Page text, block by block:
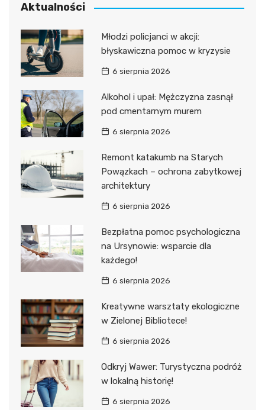
Aktualności
Młodzi policjanci w akcji:
błyskawiczna pomoc w kryzysie
6 sierpnia 2026
Alkohol i upał: Mężczyzna zasnął
pod cmentarnym murem
6 sierpnia 2026
Remont katakumb na Starych
Powązkach – ochrona zabytkowej
architektury
6 sierpnia 2026
Bezpłatna pomoc psychologiczna
na Ursynowie: wsparcie dla
każdego!
6 sierpnia 2026
Kreatywne warsztaty ekologiczne
w Zielonej Bibliotece!
6 sierpnia 2026
Odkryj Wawer: Turystyczna podróż
w lokalną historię!
6 sierpnia 2026